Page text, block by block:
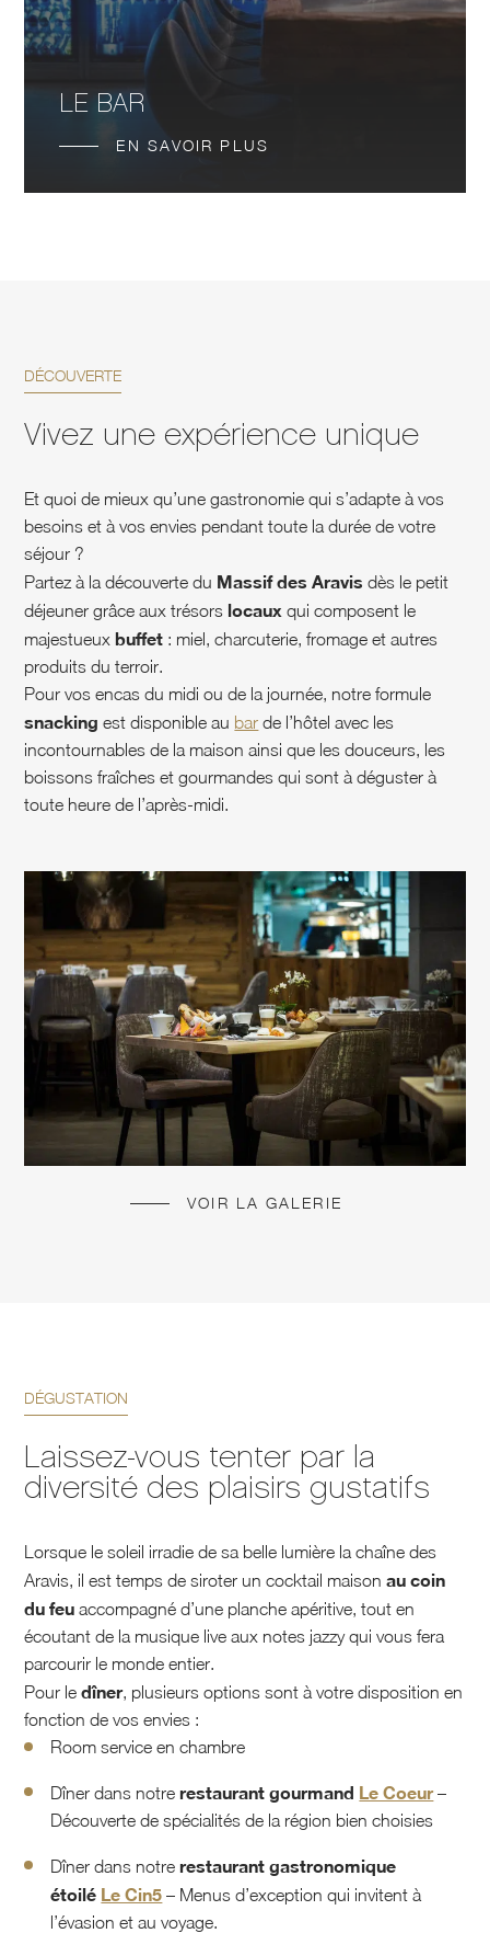
LE BAR
EN SAVOIR PLUS
DÉCOUVERTE
Vivez une expérience unique
Et quoi de mieux qu’une gastronomie qui s’adapte à vos
besoins et à vos envies pendant toute la durée de votre
séjour ?
Partez à la découverte du Massif des Aravis dès le petit
déjeuner grâce aux trésors locaux qui composent le
majestueux buffet : miel, charcuterie, fromage et autres
produits du terroir.
Pour vos encas du midi ou de la journée, notre formule
snacking est disponible au bar de l’hôtel avec les
incontournables de la maison ainsi que les douceurs, les
boissons fraîches et gourmandes qui sont à déguster à
toute heure de l’après-midi.
VOIR LA GALERIE
DÉGUSTATION
Laissez-vous tenter par la
diversité des plaisirs gustatifs
Lorsque le soleil irradie de sa belle lumière la chaîne des
Aravis, il est temps de siroter un cocktail maisonau coin
du feu accompagné d’une planche apéritive, tout en
écoutant de la musique live aux notes jazzy qui vous fera
parcourir le monde entier.
Pour ledîner, plusieurs options sont à votre disposition en
fonction de vos envies :
Room service en chambre
Dîner dans notre restaurant gourmand Le Coeur–
Découverte de spécialités de la région bien choisies
Dîner dans notrerestaurant gastronomique
étoilé Le Cin5 – Menus d’exception qui invitent à
l’évasion et au voyage.